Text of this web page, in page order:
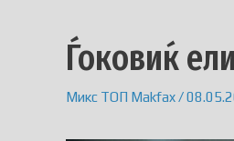
Ѓоковиќ
Микс ТОП Makfax/